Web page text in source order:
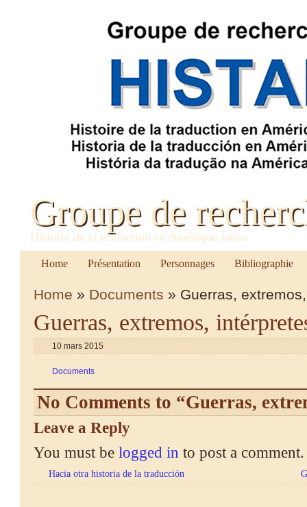
Groupe de
Histoire de la traduction en Amérique latine
Home Présentation Personnages Bibliographie
Home » Documents » Guerras,
Guerras, extremos,
10 mars 2015
Documents
No Comments to “Guerras,
Leave a Reply
You must be logged in to post a comment.
Hacia otra historia de la traducción